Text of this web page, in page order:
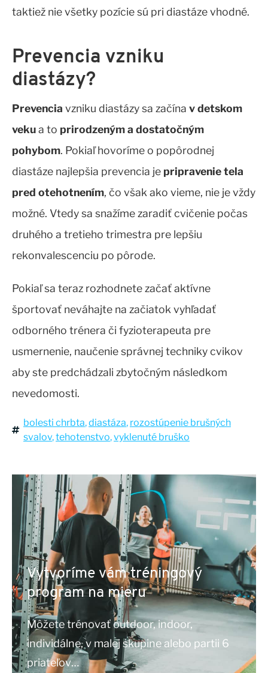
taktiež nie všetky pozície sú pri diastáze vhodné.
Prevencia vzniku
diastázy?
Prevencia vzniku diastázy sa začína v detskom
vekua to prirodzeným a dostatočným
pohybom. Pokiaľ hovoríme o popôrodnej
diastáze najlepšia prevencia je pripravenie tela
pred otehotnením, čo však ako vieme, nie je vždy
možné. Vtedy sa snažíme zaradiť cvičenie počas
druhého a tretieho trimestra pre lepšiu
rekonvalescenciu po pôrode.
Pokiaľ sa teraz rozhodnete začať aktívne
športovať neváhajte na začiatok vyhľadať
odborného trénera či fyzioterapeuta pre
usmernenie, naučenie správnej techniky cvikov
aby ste predchádzali zbytočným následkom
nevedomosti.
bolesti chrbta,diastáza, rozostúpenie brušných
svalov,tehotenstvo,vyklenuté bruško
Vytvoríme vám tréningový
program na mieru
Môžete trénovať outdoor, indoor,
individálne, v malej skupine alebo partii 6
priateľov…